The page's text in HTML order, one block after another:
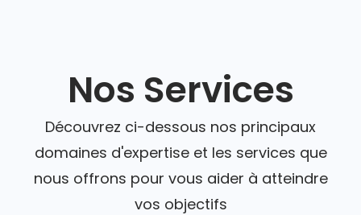
Nos Services
Découvrez ci-dessous nos principaux
domaines d'expertise et les services que
nous offrons pour vous aider à atteindre
vos objectifs